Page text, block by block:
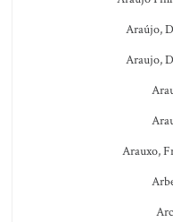
Araújo,
Araujo,
Arauxo,